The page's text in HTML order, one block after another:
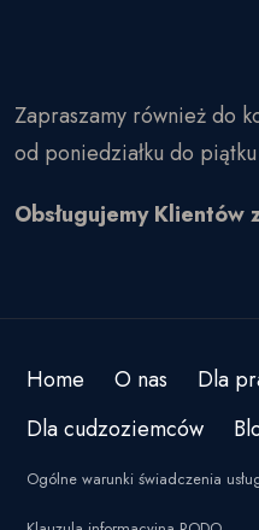
Zapraszamy również do
od poniedziałku do
Obsługujemy Klientów
Home O nas
Dla
Dla cudzoziemców
Ogólne warunki świadczenia